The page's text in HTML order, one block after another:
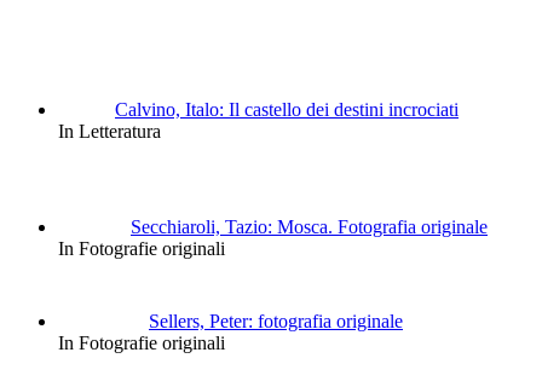
Calvino, Italo: Il castello dei destini incrociati
In Letteratura
Secchiaroli, Tazio: Mosca. Fotografia originale
In Fotografie originali
Sellers, Peter: fotografia originale
In Fotografie originali